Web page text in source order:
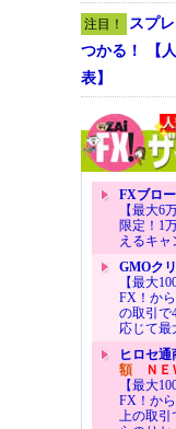
注目！
スプ
つかる！ 【
表】
FXブロ
【最大6
限定！1
えるキャ
GMOク
【最大
FX！か
の取引で
応じて最
ヒロセ通
額ＮＥ
【最大
FX！か
上の取引